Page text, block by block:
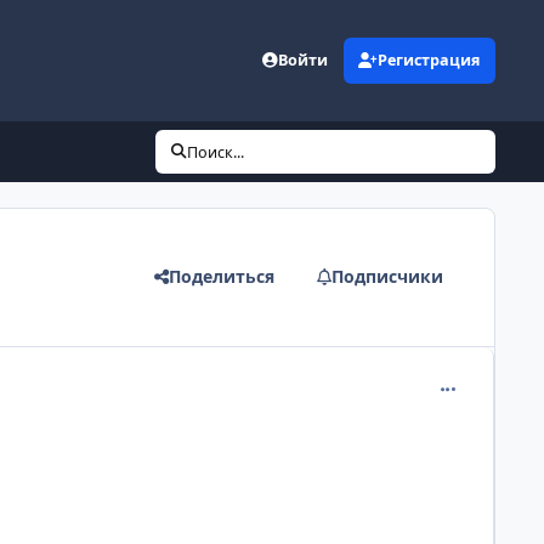
Войти Регистрация
Поиск...
Поделиться Подписчики